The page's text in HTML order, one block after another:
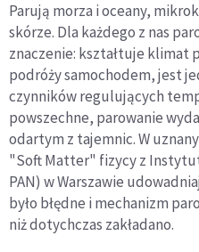
Parują morza i oceany,
skórze. Dla każdego z nas
znaczenie: kształtuje klimat
podróży samochodem, jest
czynników regulujących
powszechne, parowanie
odartym z tajemnic. W
"Soft Matter" fizycy z
PAN) w Warszawie
było błędne i mechanizm
niż dotychczas zakładano.